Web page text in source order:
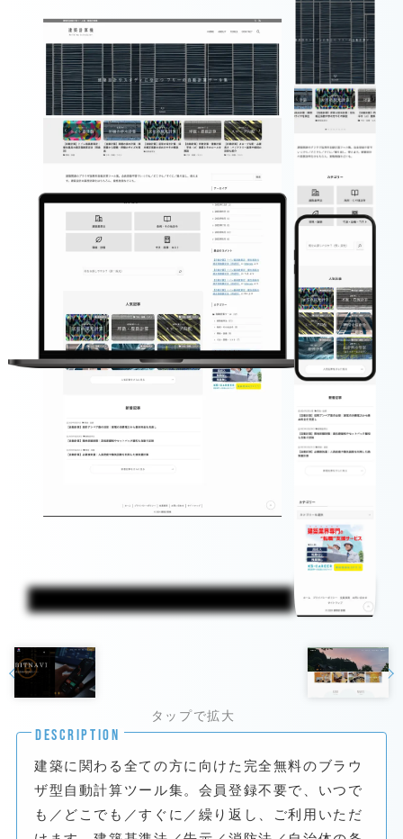
DESCRIPTION
建築に関わる全ての方に向けた完全無料のブラウ
ザ型自動計算ツール集。会員登録不要で、いつで
も／どこでも／すぐに／繰り返し、ご利用いただ